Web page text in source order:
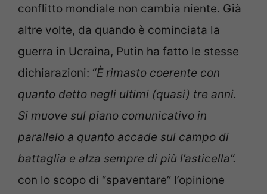
conflitto mondiale non cambia niente. Già
altre volte, da quando è cominciata la
guerra in Ucraina, Putin ha fatto le stesse
dichiarazioni: “È rimasto coerente con
quanto detto negli ultimi (quasi) tre anni.
Si muove sul piano comunicativo in
parallelo a quanto accade sul campo di
battaglia e alza sempre di più l’asticella”.
con lo scopo di “spaventare” l’opinione